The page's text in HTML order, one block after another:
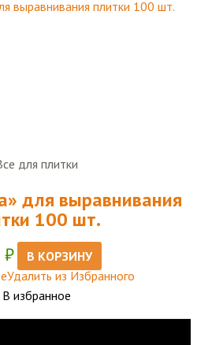
для плитки
для выравнивания
100 шт.
₽
В КОРЗИНУ
Удалить из Избранного
В избранное